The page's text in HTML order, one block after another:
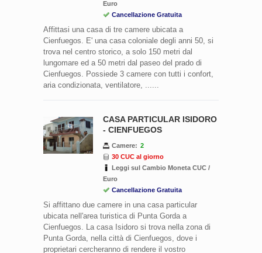
Euro
Cancellazione Gratuita
Affittasi una casa di tre camere ubicata a
Cienfuegos. E' una casa coloniale degli anni 50, si
trova nel centro storico, a solo 150 metri dal
lungomare ed a 50 metri dal paseo del prado di
Cienfuegos. Possiede 3 camere con tutti i confort,
aria condizionata, ventilatore, ......
CASA PARTICULAR ISIDORO
- CIENFUEGOS
Camere: 2
30 CUC al giorno
Leggi sul Cambio Moneta CUC /
Euro
Cancellazione Gratuita
Si affittano due camere in una casa particular
ubicata nell'area turistica di Punta Gorda a
Cienfuegos. La casa Isidoro si trova nella zona di
Punta Gorda, nella città di Cienfuegos, dove i
proprietari cercheranno di rendere il vostro